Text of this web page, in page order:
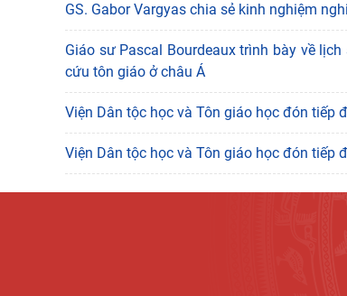
GS. Gabor Vargyas chia sẻ kinh nghiệm
Giáo sư Pascal Bourdeaux trình bày về
cứu tôn giáo ở châu Á
Viện Dân tộc học và Tôn giáo học đón tiếp
Viện Dân tộc học và Tôn giáo học đón tiếp